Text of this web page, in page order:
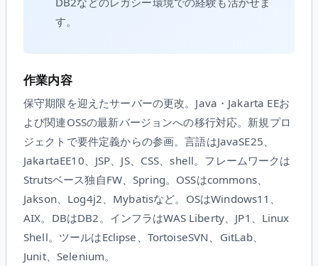
す。
作業内容
保守期限を迎えたサーバーの更改。Java・Jakarta EEお
よび関連OSSの最新バージョンへの移行対応。新規プロ
ジェクトで要件定義からの参画。言語はJavaSE25、
JakartaEE10、JSP、JS、CSS、shell。フレームワークは
Strutsベース独自FW、Spring。OSSはcommons、
Jakson、Log4j2、Mybatisなど。OSはWindows11、
AIX。DBはDB2。インフラはWAS Liberty、JP1、Linux
Shell。ツールはEclipse、TortoiseSVN、GitLab、
Junit、Selenium。